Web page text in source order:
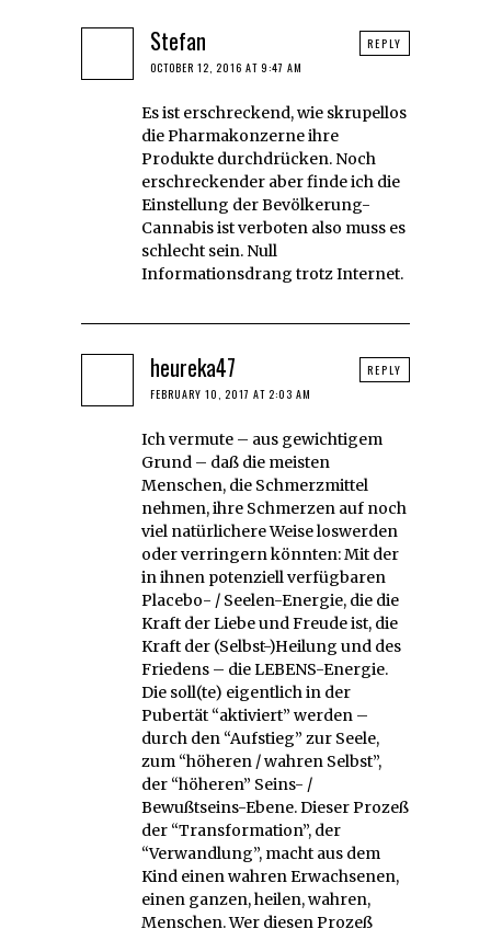
Stefan
OCTOBER 12, 2016 AT 9:47 AM
Es ist erschreckend, wie skrupellos
die Pharmakonzerne ihre
Produkte durchdrücken. Noch
erschreckender aber finde ich die
Einstellung der Bevölkerung-
Cannabis ist verboten also muss es
schlecht sein. Null
Informationsdrang trotz Internet.
REPLY
heureka47
FEBRUARY 10, 2017 AT 2:03 AM
Ich vermute – aus gewichtigem
Grund – daß die meisten
Menschen, die Schmerzmittel
nehmen, ihre Schmerzen auf noch
viel natürlichere Weise loswerden
oder verringern könnten: Mit der
in ihnen potenziell verfügbaren
Placebo- / Seelen-Energie, die die
Kraft der Liebe und Freude ist, die
Kraft der (Selbst-)Heilung und des
Friedens – die LEBENS-Energie.
Die soll(te) eigentlich in der
Pubertät “aktiviert” werden –
durch den “Aufstieg” zur Seele,
zum “höheren / wahren Selbst”,
der “höheren” Seins- /
Bewußtseins-Ebene. Dieser Prozeß
der “Transformation”, der
“Verwandlung”, macht aus dem
Kind einen wahren Erwachsenen,
einen ganzen, heilen, wahren,
Menschen. Wer diesen Prozeß
REPLY